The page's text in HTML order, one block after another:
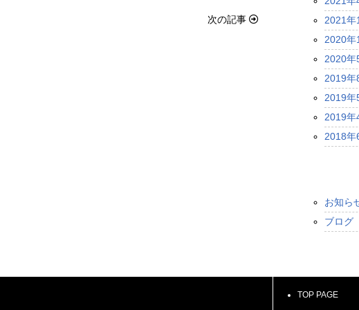
次の記事
2021年
2020年
2020年
2019年
2019年
2019年
2018年
お知ら
ブログ
TOP PAGE